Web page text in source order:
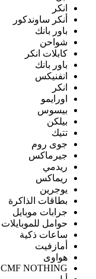
انكر
أنكر ساوندكور
باور بانك
شواحن
كابلات انكر
باور بانك
انفنيكس
انكر
اورايمو
بيسوس
بيلكن
تتيك
جوى روم
جيرماكس
ريدمي
ريماكس
يوجرين
بطاقات الذاكرة
جرابات موبايل
حوامل للموبايلات
ساعات ذكية
أمازفيت
هواوى
CMF NOTHING